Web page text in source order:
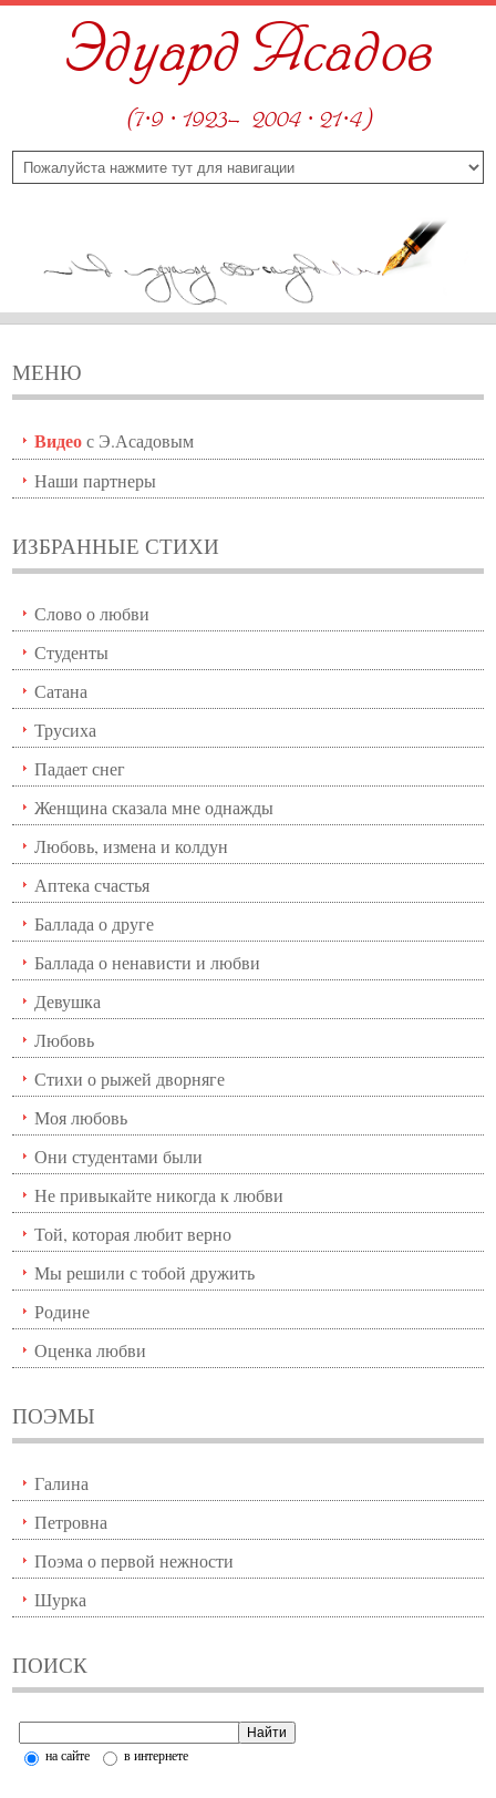
Эдуард Асадов
(7·9 · 1923—2004 · 21·4)
МЕНЮ
Видеос Э.Асадовым
Наши партнеры
ИЗБРАННЫЕ СТИХИ
Слово о любви
Студенты
Сатана
Трусиха
Падает снег
Женщина сказала мне однажды
Любовь, измена и колдун
Аптека счастья
Баллада о друге
Баллада о ненависти и любви
Девушка
Любовь
Стихи о рыжей дворняге
Моя любовь
Они студентами были
Не привыкайте никогда к любви
Той, которая любит верно
Мы решили с тобой дружить
Родине
Оценка любви
ПОЭМЫ
Галина
Петровна
Поэма о первой нежности
Шурка
ПОИСК
на сайте в интернете